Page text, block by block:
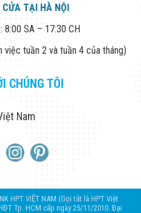
CỬA TẠI HÀ NỘI
8:00 SA – 17:30 CH
tuần 2 và tuần 4 của tháng)
CHÚNG TÔI
Nam
HPT VIỆT NAM (Gọi tắt là HPT Việt
Tp. HCM cấp ngày 25/11/2010. Đại